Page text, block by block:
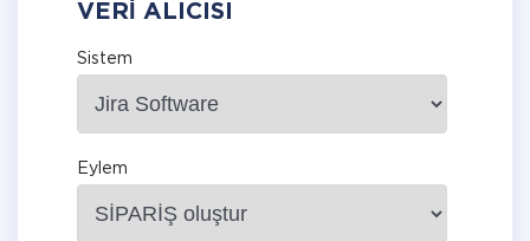
VERI ALICISI
Sistem
Eylem